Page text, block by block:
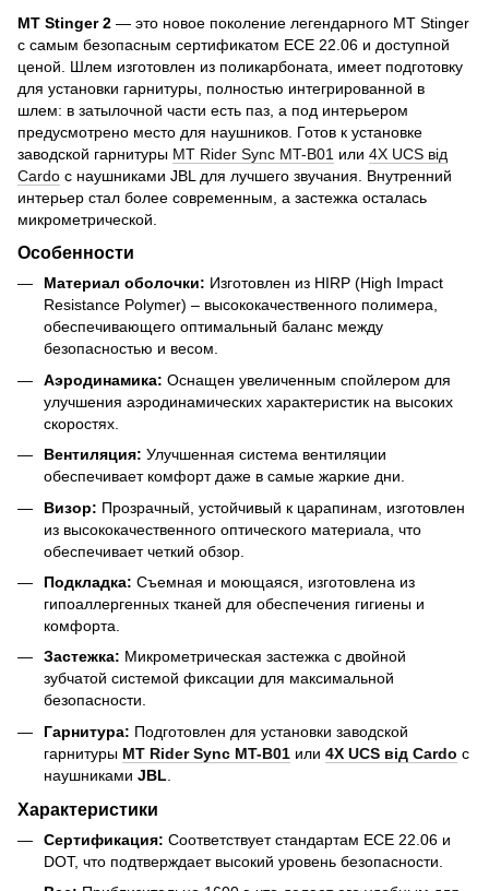
MT Stinger 2 — это новое поколение легендарного MT Stinger
с самым безопасным сертификатом ECE 22.06 и доступной
ценой. Шлем изготовлен из поликарбоната, имеет подготовку
для установки гарнитуры, полностью интегрированной в
шлем: в затылочной части есть паз, а под интерьером
предусмотрено место для наушников. Готов к установке
заводской гарнитуры MT Rider Sync MT-B01 или 4X UCS від
Cardo с наушниками JBL для лучшего звучания. Внутренний
интерьер стал более современным, а застежка осталась
микрометрической.
Особенности
Материал оболочки: Изготовлен из HIRP (High Impact
Resistance Polymer) – высококачественного полимера,
обеспечивающего оптимальный баланс между
безопасностью и весом.
Аэродинамика: Оснащен увеличенным спойлером для
улучшения аэродинамических характеристик на высоких
скоростях.
Вентиляция: Улучшенная система вентиляции
обеспечивает комфорт даже в самые жаркие дни.
Визор: Прозрачный, устойчивый к царапинам, изготовлен
из высококачественного оптического материала, что
обеспечивает четкий обзор.
Подкладка: Съемная и моющаяся, изготовлена из
гипоаллергенных тканей для обеспечения гигиены и
комфорта.
Застежка: Микрометрическая застежка с двойной
зубчатой системой фиксации для максимальной
безопасности.
Гарнитура: Подготовлен для установки заводской
гарнитуры MT Rider Sync MT-B01 или 4X UCS від Cardo с
наушниками JBL
Характеристики
Сертификация: Соответствует стандартам ECE 22.06 и
DOT, что подтверждает высокий уровень безопасности.